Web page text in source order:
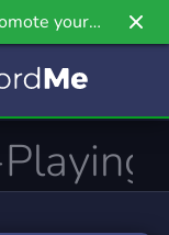
your
our newest